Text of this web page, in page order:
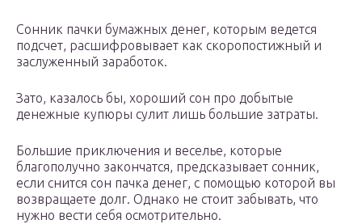
Сонник пачки бумажных денег, которым ведется
подсчет, расшифровывает как скоропостижный и
заслуженный заработок.
Зато, казалось бы, хороший сон про добытые
денежные купюры сулит лишь большие затраты.
Большие приключения и веселье, которые
благополучно закончатся, предсказывает сонник,
если снится сон пачка денег, с помощью которой вы
возвращаете долг. Однако не стоит забывать, что
нужно вести себя осмотрительно.